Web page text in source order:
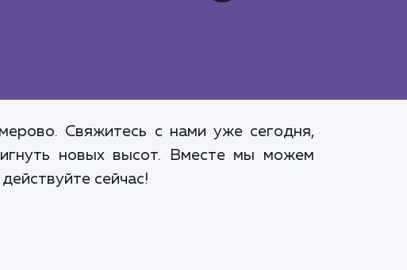
Свяжитесь с нами уже сегодня,
новых высот. Вместе мы можем
сейчас!